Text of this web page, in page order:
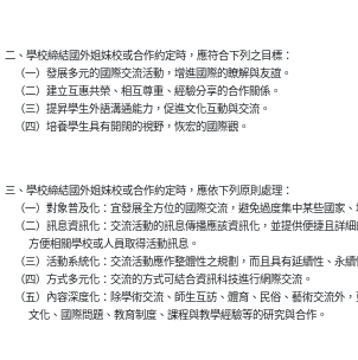
二、學校締結國外姐妹校或合作約定時，應符合下列之目標：
    （一）發展多元的國際交流活動，增進國際的瞭解與友誼。
    （二）建立互惠共榮、相互尊重、經驗分享的合作關係。
    （三）提昇學生外語溝通能力，促進文化互動與交流。
三、學校締結國外姐妹校或合作約定時，應依下列原則處理：
（一）對象普及化：宜發展全方位的國際交流，避免過度集中某些國家、
（二）訊息資訊化：交流活動的訊息傳播應該資訊化，並提供便捷且詳細
          方便相關學校或人員取得活動訊息。
（三）活動系統化：交流活動應作整體性之規劃，而且具有延續性、永續
    （四）方式多元化：交流的方式可結合資訊科技進行網際交流。
（五）內容深度化：除學術交流、師生互訪、體育、民俗、藝術交流外